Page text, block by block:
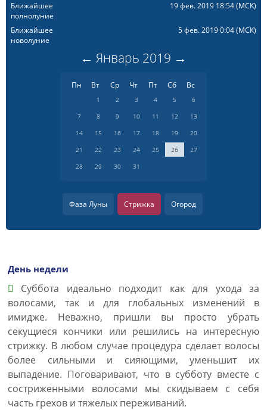
Ближайшее
полнолуние
19 фев. 2019 18:54(МСК)
Ближайшее
новолуние
5 фев. 2019 0:04(МСК)
← Январь 2019 →
Пн Вт Ср Чт Пт Сб Вс
1 2 3 4 5
6
7
8 9 10 11 12
13
14
15 16 17 18 19
20
21
22 23 24 25 26
27
28
29 30 31
Фаза Луны Стрижка Огород
День недели
Суббота идеально подходит как для ухода за
волосами, так и для глобальных изменений в
имидже. Неважно, пришли вы просто убрать
секущиеся кончики или решились на интересную
стрижку. В любом случае процедура сделает волосы
более сильными и сияющими, уменьшит их
выпадение. Поговаривают, что в субботу вместе с
состриженными волосами мы скидываем с себя
часть грехов и тяжелых переживаний.